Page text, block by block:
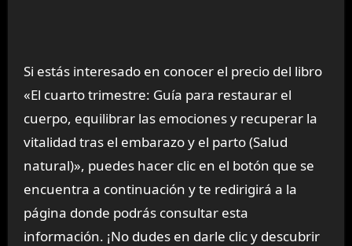
Si estás interesado en conocer el precio del libro
«El cuarto trimestre: Guía para restaurar el
cuerpo, equilibrar las emociones y recuperar la
vitalidad tras el embarazo y el parto (Salud
natural)», puedes hacer clic en el botón que se
encuentra a continuación y te redirigirá a la
página donde podrás consultar esta
información. ¡No dudes en darle clic y descubrir